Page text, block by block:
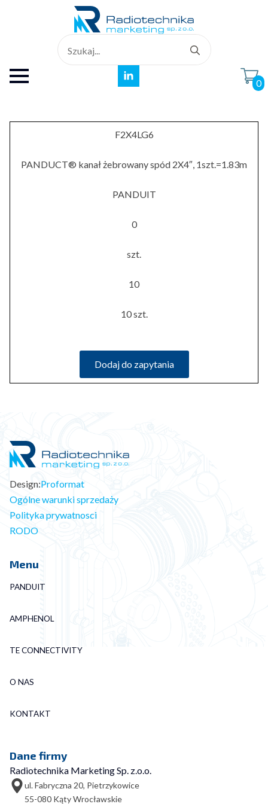
for:
0
F2X4LG6
PANDUCT® kanał żebrowany spód 2X4″, 1szt.=1.83m
PANDUIT
0
szt.
10
10 szt.
Dodaj do zapytania
Design:Proformat
Ogólne warunki sprzedaży
Polityka prywatnosci
RODO
Menu
PANDUIT
AMPHENOL
TE CONNECTIVITY
O NAS
KONTAKT
Dane firmy
Radiotechnika Marketing Sp. z.o.o.
ul. Fabryczna 20, Pietrzykowice
55-080 Kąty Wrocławskie